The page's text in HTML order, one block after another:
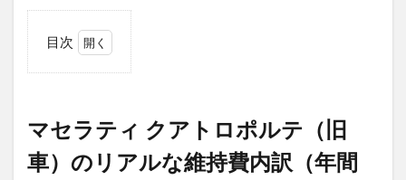
目次
ィ
クア
トロ
ポル
マセラティ クアトロポルテ（旧
車）のリアルな維持費内訳（年間